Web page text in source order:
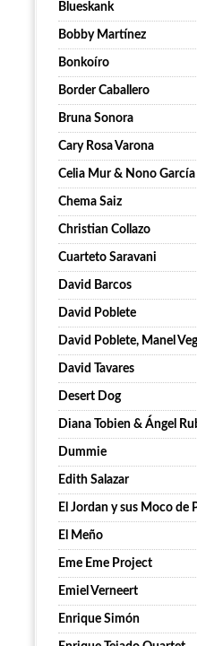
Blueskank
Bobby Martínez
Bonkoíro
Border Caballero
Bruna Sonora
Cary Rosa Varona
Celia Mur & Nono García
Chema Saiz
Christian Collazo
Cuarteto Saravani
David Barcos
David Poblete
David Poblete, Manel
David Tavares
Desert Dog
Diana Tobien & Ángel
Dummie
Edith Salazar
El Jordan y sus Moco de
El Meño
Eme Eme Project
Emiel Verneert
Enrique Simón